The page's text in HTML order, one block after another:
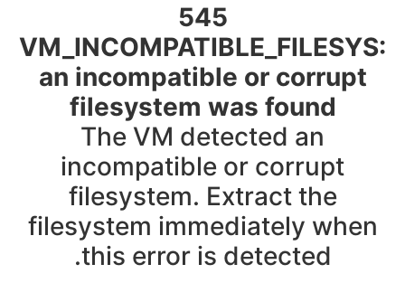
545
an incompatible or corrupt
filesystem was found
The VM detected an
incompatible or corrupt
filesystem. Extract the
filesystem immediately when
this error is detected.